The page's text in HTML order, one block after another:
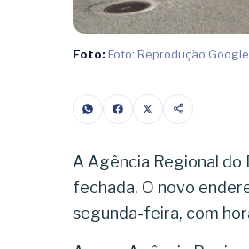
Foto: Foto: Reprodução
A Agência Regional do
fechada. O novo
segunda-feira, com